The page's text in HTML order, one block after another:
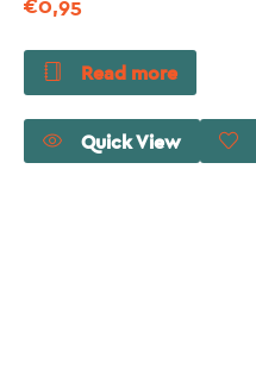
€0,95
Read more
Quick View